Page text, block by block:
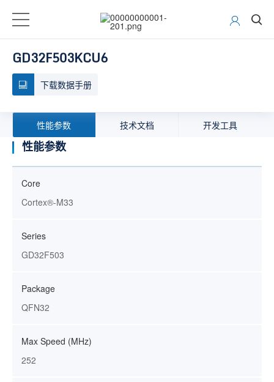
GD32F503KCU6
下载数据手册
性能参数 技术文档 开发工具
性能参数
Core
Cortex®-M33
Series
GD32F503
Package
QFN32
Max Speed (MHz)
252